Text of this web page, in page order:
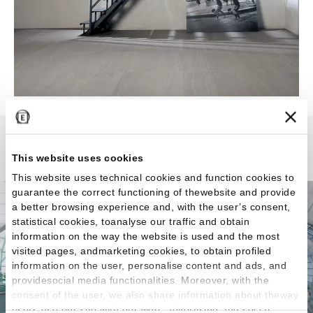
This website uses cookies
This website uses technical cookies and function cookies to
guarantee the correct functioning of thewebsite and provide
a better browsing experience and, with the user’s consent,
statistical cookies, toanalyse our traffic and obtain
information on the way the website is used and the most
visited pages, andmarketing cookies, to obtain profiled
information on the user, personalise content and ads, and
providesocial media functionalities. Moreover, with the
consent of the user, we also share information about theway
users use our site with our web, advertising and social
Stone Project